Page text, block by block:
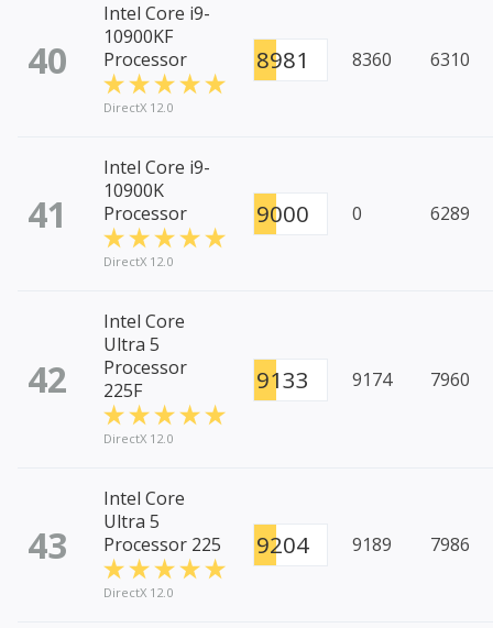
40
Intel Core i9-
10900KF
Processor
DirectX 12.0
8981 8360 6310
41
Intel Core i9-
10900K
Processor
DirectX 12.0
9000 0 6289
42
Intel Core
Ultra 5
Processor
225F
DirectX 12.0
9133 9174 7960
43
Intel Core
Ultra 5
Processor 225
DirectX 12.0
9204 9189 7986